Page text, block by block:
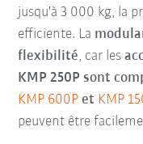
jusqu'à 3 000 kg, la
efficiente. La
flexibilité, car les
KMP 250P sont
KMP 600P et KMP
peuvent être